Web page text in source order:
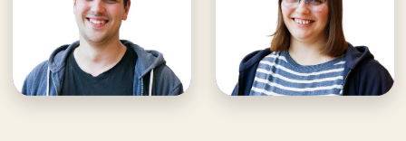
E-Mail an Silas
Silas unterstützen
E-Mail an Jessy
Jessy unterstützen